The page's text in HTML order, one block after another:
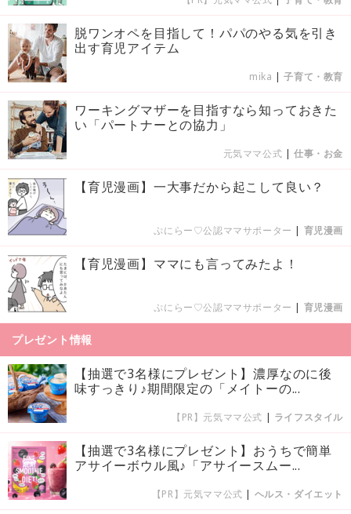
脱ワンオペを目指して！パパのやる気を引き
出す育児アイテム
mika |子育て・教育
ワーキングマザーを目指すなら知っておきた
い「パートナーとの協力」
元気ママ公式 | 仕事・お金
【育児漫画】一大事だから起こして良い？
ぷにらー♡公認ママサポーター | 育児漫画
【育児漫画】ママにも言ってみたよ！
ぷにらー♡公認ママサポーター | 育児漫画
プレゼント情報
【抽選で3名様にプレゼント】濃厚なのに後
味すっきり♪期間限定の「メイトーの...
【PR】元気ママ公式 | ライフスタイル
【抽選で3名様にプレゼント】おうちで簡単
アサイーボウル風♪「アサイースムー...
【PR】元気ママ公式 | ヘルス・ダイエット